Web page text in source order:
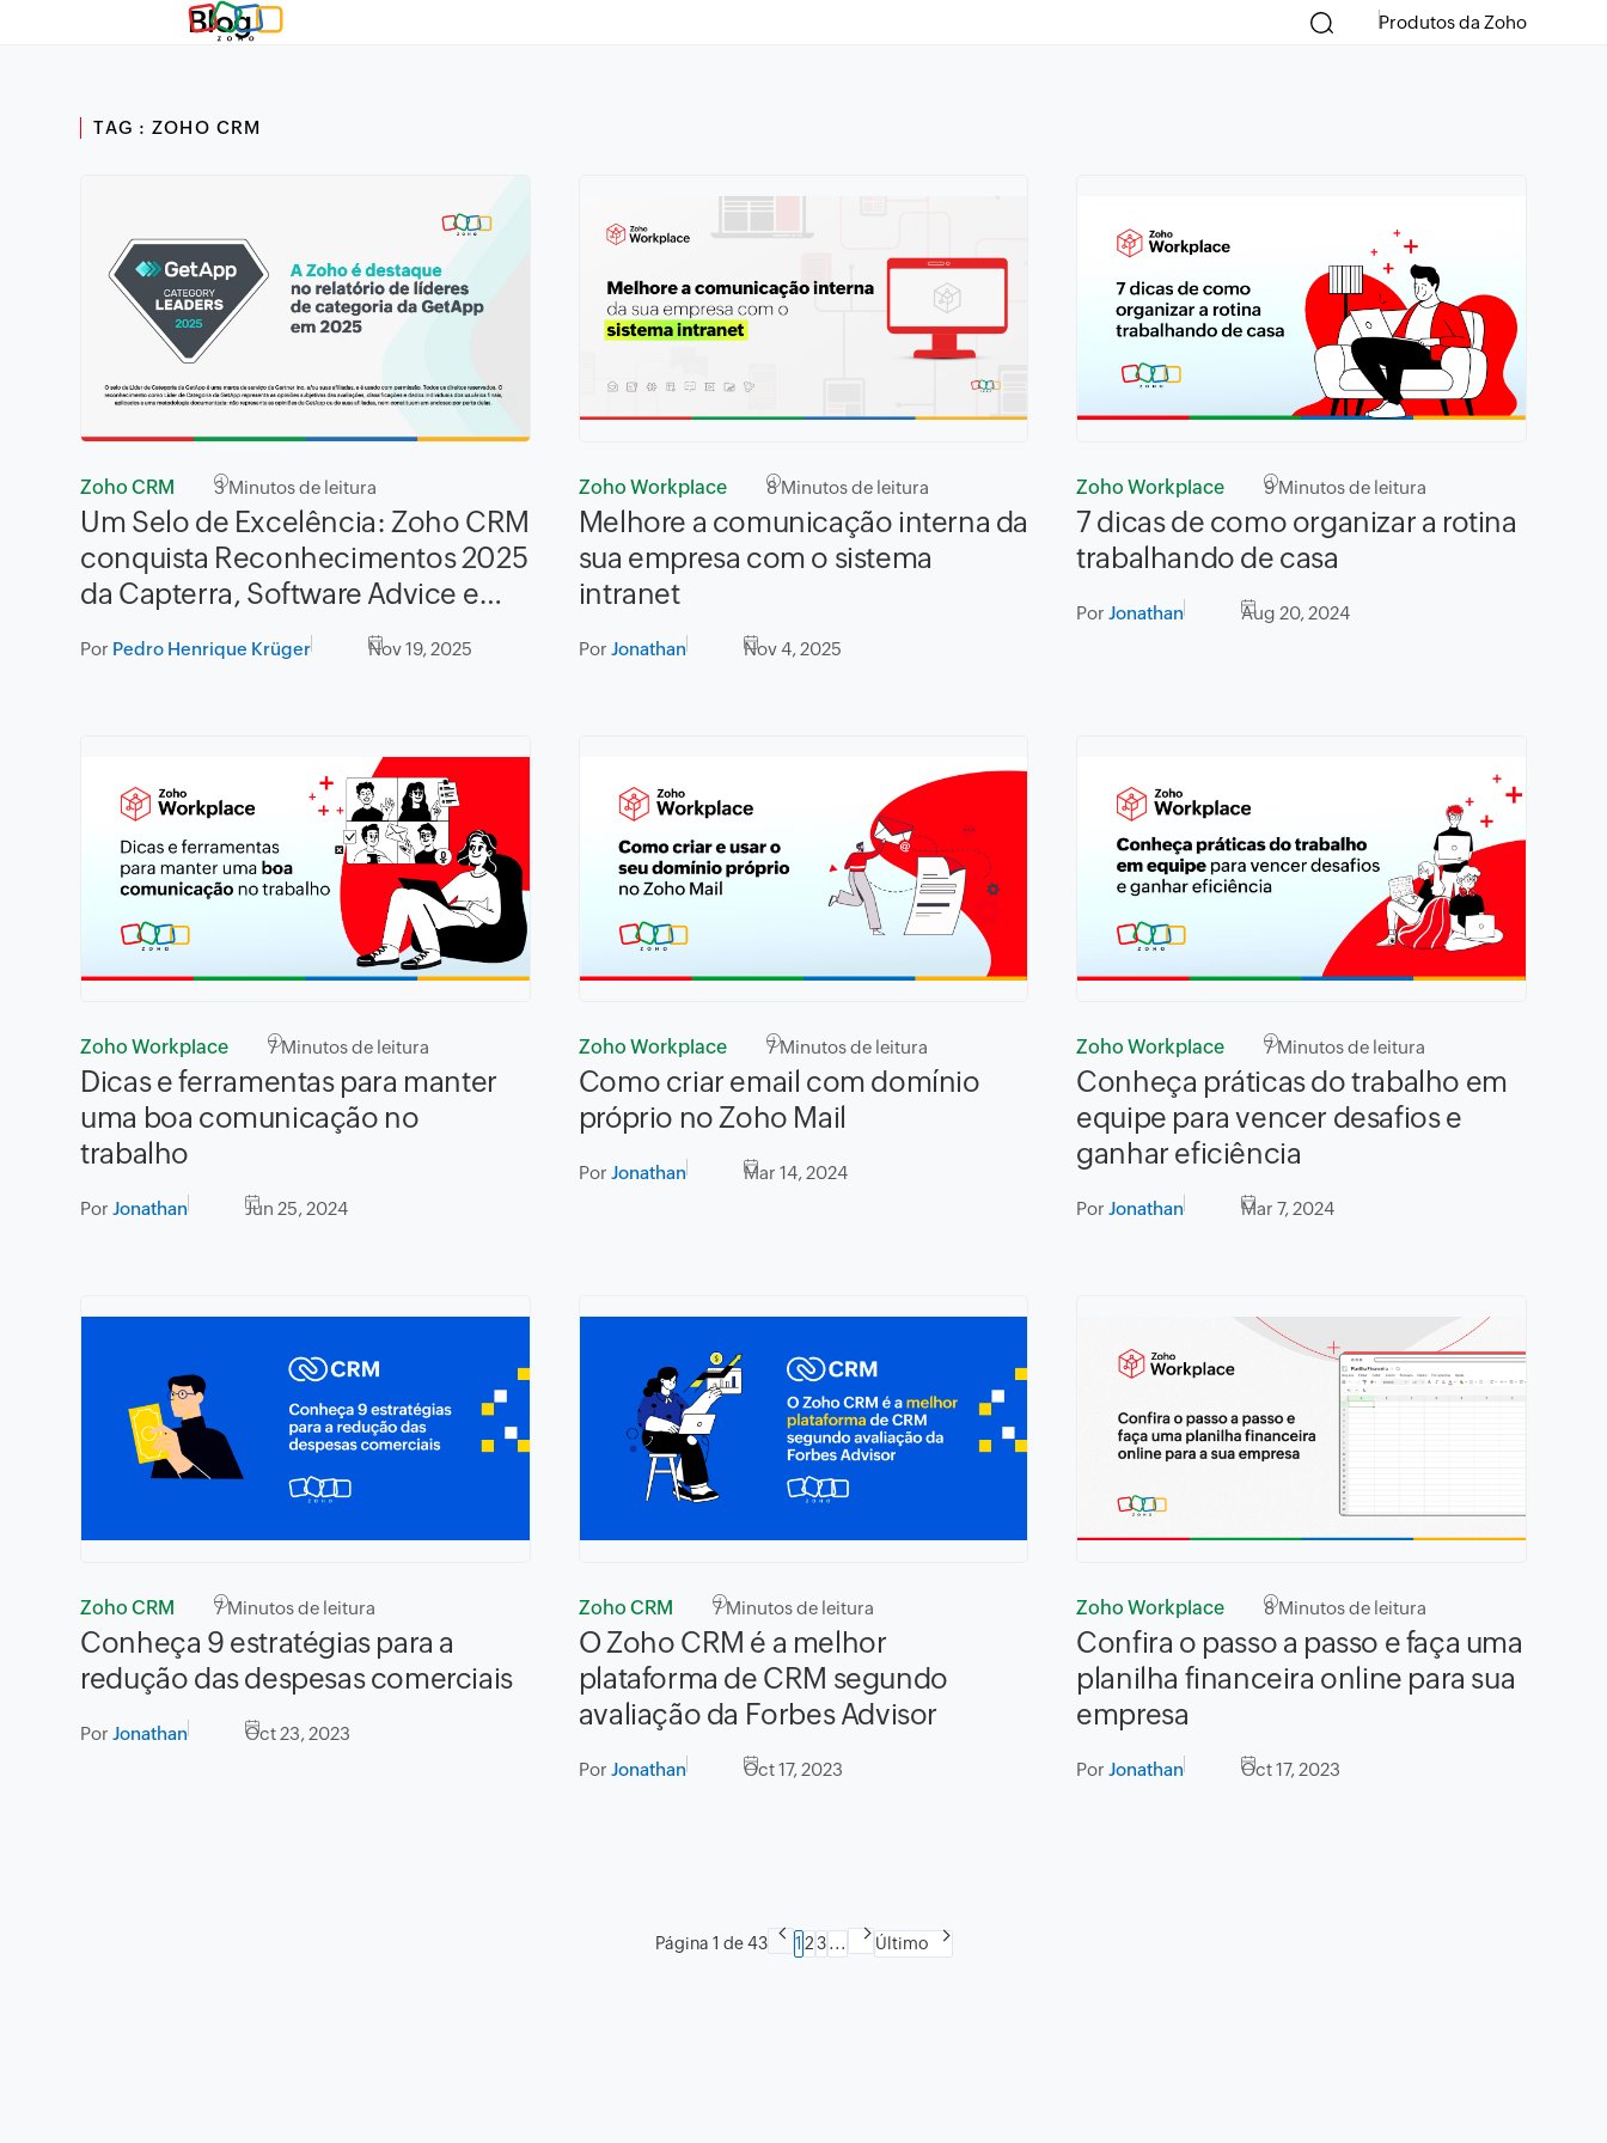
Blog Produtos da Zoho
TAG : ZOHO CRM
Zoho CRM 3Minutos de leitura
Um Selo de Excelência: Zoho CRM
conquista Reconhecimentos 2025
da Capterra, Software Advice e
Por Pedro Henrique Krüger Nov 19, 2025
Zoho Workplace 8Minutos de leitura
Melhore a comunicação interna da
sua empresa com o sistema
intranet
Por Jonathan Nov 4, 2025
Zoho Workplace 9Minutos de leitura
7 dicas de como organizar a rotina
trabalhando de casa
PorJonathan Aug 20, 2024
Zoho Workplace 7Minutos de leitura
Dicas e ferramentas para manter
uma boa comunicação no
trabalho
PorJonathan Jun 25, 2024
Zoho Workplace 7Minutos de leitura
Como criar email com domínio
próprio no Zoho Mail
Por Jonathan Mar 14, 2024
Zoho Workplace 7Minutos de leitura
Conheça práticas do trabalho em
equipe para vencer desafios e
ganhar eficiência
PorJonathan Mar 7, 2024
Zoho CRM 7Minutos de leitura
Conheça 9 estratégias para a
redução das despesas comerciais
PorJonathan Oct 23, 2023
Zoho CRM 7Minutos de leitura
O Zoho CRM é a melhor
plataforma de CRM segundo
avaliação da Forbes Advisor
Por Jonathan Oct 17, 2023
Zoho Workplace 8Minutos de leitura
Confira o passo a passo e faça uma
planilha financeira online para sua
empresa
PorJonathan Oct 17, 2023
Página 1 de 43 1 23 ... Último